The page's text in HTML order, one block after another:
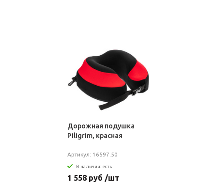
Дорожная подушка
Piligrim, красная
Артикул: 16597.50
В наличии: есть
1 558 руб /шт